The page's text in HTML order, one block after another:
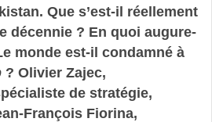
Que s’est-il réellement
décennie ? En quoi augure-
monde est-il condamné à
? Olivier Zajec,
de stratégie,
François Fiorina,